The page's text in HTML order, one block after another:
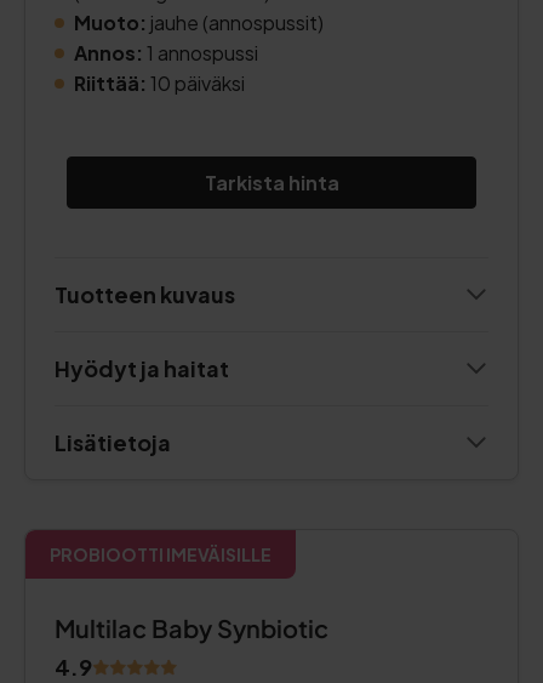
Muoto: jauhe (annospussit)
Annos: 1 annospussi
Riittää: 10 päiväksi
Tarkista hinta
Tuotteen kuvaus
Hyödyt ja haitat
Lisätietoja
PROBIOOTTI IMEVÄISILLE
Multilac Baby Synbiotic
4.9